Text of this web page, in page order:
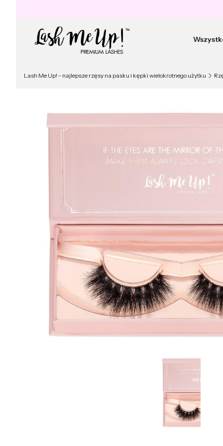
Lash Me Up! - najlepsze rzęsy na pasku i kępki wielokrotnego użytku